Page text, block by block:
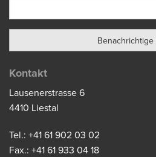
Kontakt
Lausenerstrasse 6
4410 Liestal
Tel.: +41 61 902 03 02
Fax.: +41 61 933 04 18